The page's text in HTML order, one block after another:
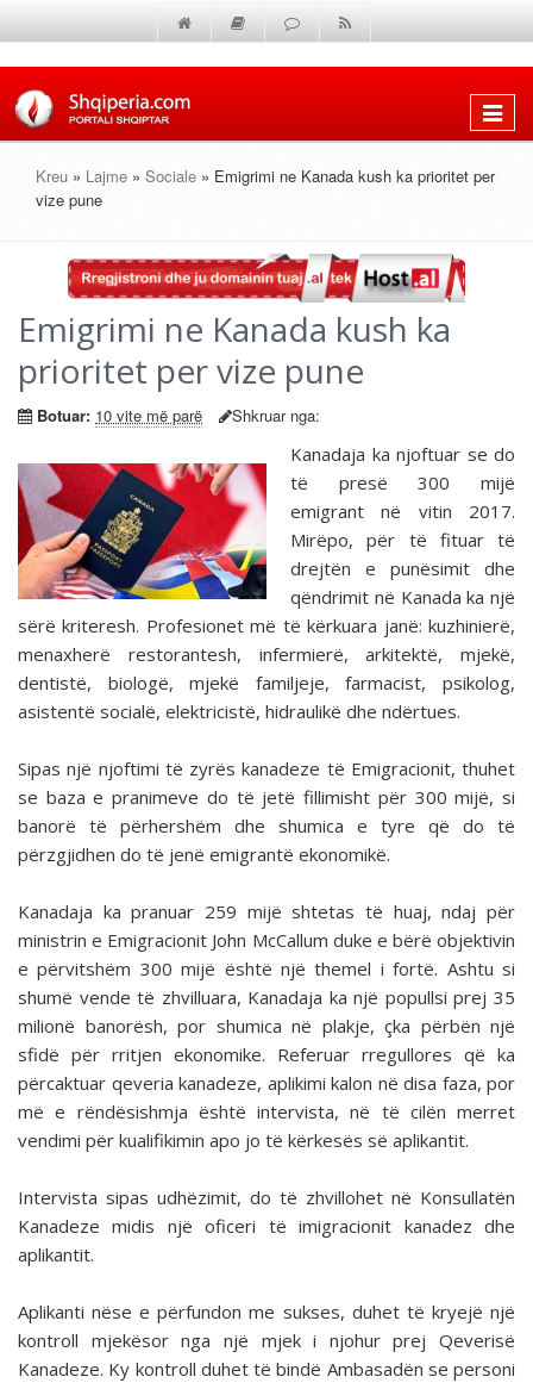
Shfaq
Kreu » Lajme » Sociale » Emigrimi ne Kanada kush ka prioritet per
vize pune
Emigrimi ne Kanada kush ka
prioritet per vize pune
Botuar: 10 vite më parë Shkruar nga:
Kanadaja ka njoftuar se do
të presë 300 mijë
emigrant në vitin 2017.
Mirëpo, për të fituar të
drejtën e punësimit dhe
qëndrimit në Kanada ka një
sërë kriteresh. Profesionet më të kërkuara janë: kuzhinierë,
menaxherë restorantesh, infermierë, arkitektë, mjekë,
dentistë, biologë, mjekë familjeje, farmacist, psikolog,
asistentë socialë, elektricistë, hidraulikë dhe ndërtues.
Sipas një njoftimi të zyrës kanadeze të Emigracionit, thuhet
se baza e pranimeve do të jetë fillimisht për 300 mijë, si
banorë të përhershëm dhe shumica e tyre që do të
përzgjidhen do të jenë emigrantë ekonomikë.
Kanadaja ka pranuar 259 mijë shtetas të huaj, ndaj për
ministrin e Emigracionit John McCallum duke e bërë objektivin
e përvitshëm 300 mijë është një themel i fortë. Ashtu si
shumë vende të zhvilluara, Kanadaja ka një popullsi prej 35
milionë banorësh, por shumica në plakje, çka përbën një
sfidë për rritjen ekonomike. Referuar rregullores që ka
përcaktuar qeveria kanadeze, aplikimi kalon në disa faza, por
më e rëndësishmja është intervista, në të cilën merret
vendimi për kualifikimin apo jo të kërkesës së aplikantit.
Intervista sipas udhëzimit, do të zhvillohet në Konsullatën
Kanadeze midis një oficeri të imigracionit kanadez dhe
aplikantit.
Aplikanti nëse e përfundon me sukses, duhet të kryejë një
kontroll mjekësor nga një mjek i njohur prej Qeverisë
Kanadeze. Ky kontroll duhet të bindë Ambasadën se personi